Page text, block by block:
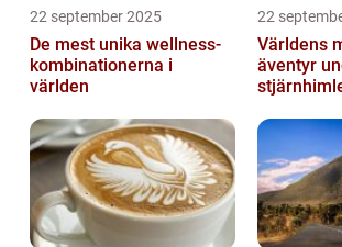
22 september 2025
De mest unika wellness-
kombinationerna i
världen
22
Världens
äventyr